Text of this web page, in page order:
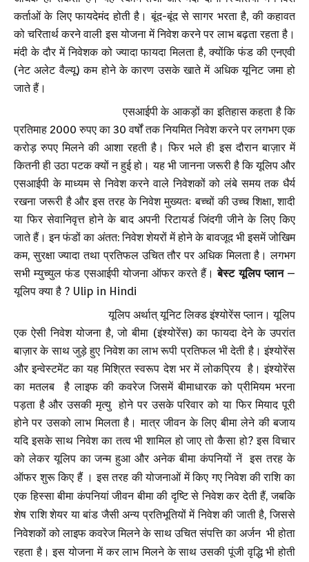
कर्ताओं के लिए फायदेमंद होती है। बूंद-बूंद से सागर भरता है, की कहावत
को चरितार्थ करने वाली इस योजना में निवेश करने पर लाभ बढ़ता रहता है।
मंदी के दौर में निवेशक को ज्यादा फायदा मिलता है, क्योंकि फंड की एनएवी
(नेट अलेट वैल्यू) कम होने के कारण उसके खाते में अधिक यूनिट जमा हो
जाते हैं।
एसआईपी के आकड़ों का इतिहास कहता है कि
प्रतिमाह 2000 रुपए का 30 वर्षों तक नियमित निवेश करने पर लगभग एक
करोड़ रुपए मिलने की आशा रहती है। फिर भले ही इस दौरान बाज़ार में
कितनी ही उठा पटक क्यों न हुई हो। यह भी जानना जरूरी है कि यूलिप और
एसआईपी के माध्यम से निवेश करने वाले निवेशकों को लंबे समय तक धैर्य
रखना जरूरी है और इस तरह के निवेश मुख्यतः बच्चों की उच्च शिक्षा, शादी
या फिर सेवानिवृत्त होने के बाद अपनी रिटायर्ड जिंदगी जीने के लिए किए
जाते हैं। इन फंडों का अंतत: निवेश शेयरों में होने के बावजूद भी इसमें जोखिम
कम, सुरक्षा ज्यादा तथा प्रतिफल उचित तौर पर अधिक मिलता है। लगभग
सभी म्युच्युल फंड एसआईपी योजना ऑफर करते हैं।बेस्ट यूलिप प्लान–
यूलिप क्या है ? Ulip in Hindi
यूलिप अर्थात् यूनिट लिक्ड इंश्योरेंस प्लान। यूलिप
एक ऐसी निवेश योजना है, जो बीमा (इंश्योरेंस) का फायदा देने के उपरांत
बाज़ार के साथ जुड़े हुए निवेश का लाभ रूपी प्रतिफल भी देती है। इंश्योरेंस
और इन्वेस्टमेंट का यह मिश्रित स्वरूप देश भर में लोकप्रिय है। इंश्योरेंस
का मतलब है लाइफ की कवरेज जिसमें बीमाधारक को प्रीमियम भरना
पड़ता है और उसकी मृत्यु होने पर उसके परिवार को या फिर मियाद पूरी
होने पर उसको लाभ मिलता है। मात्र जीवन के लिए बीमा लेने की बजाय
यदि इसके साथ निवेश का तत्व भी शामिल हो जाए तो कैसा हो? इस विचार
को लेकर यूलिप का जन्म हुआ और अनेक बीमा कंपनियों नें इस तरह के
ऑफर शुरू किए हैं । इस तरह की योजनाओं में किए गए निवेश की राशि का
एक हिस्सा बीमा कंपनियां जीवन बीमा की दृष्टि से निवेश कर देती हैं, जबकि
शेष राशि शेयर या बांड जैसी अन्य प्रतिभूतियों में निवेश की जाती है, जिससे
निवेशकों को लाइफ कवरेज मिलने के साथ उचित संपत्ति का अर्जन भी होता
रहता है। इस योजना में कर लाभ मिलने के साथ उसकी पूंजी वृद्धि भी होती